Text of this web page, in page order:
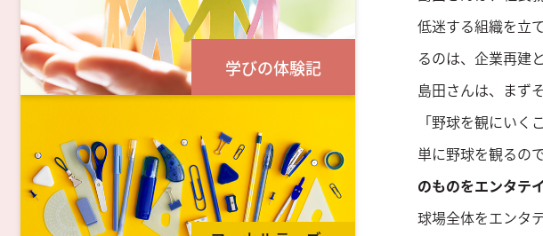
低迷する組織を立
るのは、企業再建
島田さんは、まず
「野球を観にいく
単に野球を観るの
のものをエンタテ
球場全体をエンタ
学びの体験記